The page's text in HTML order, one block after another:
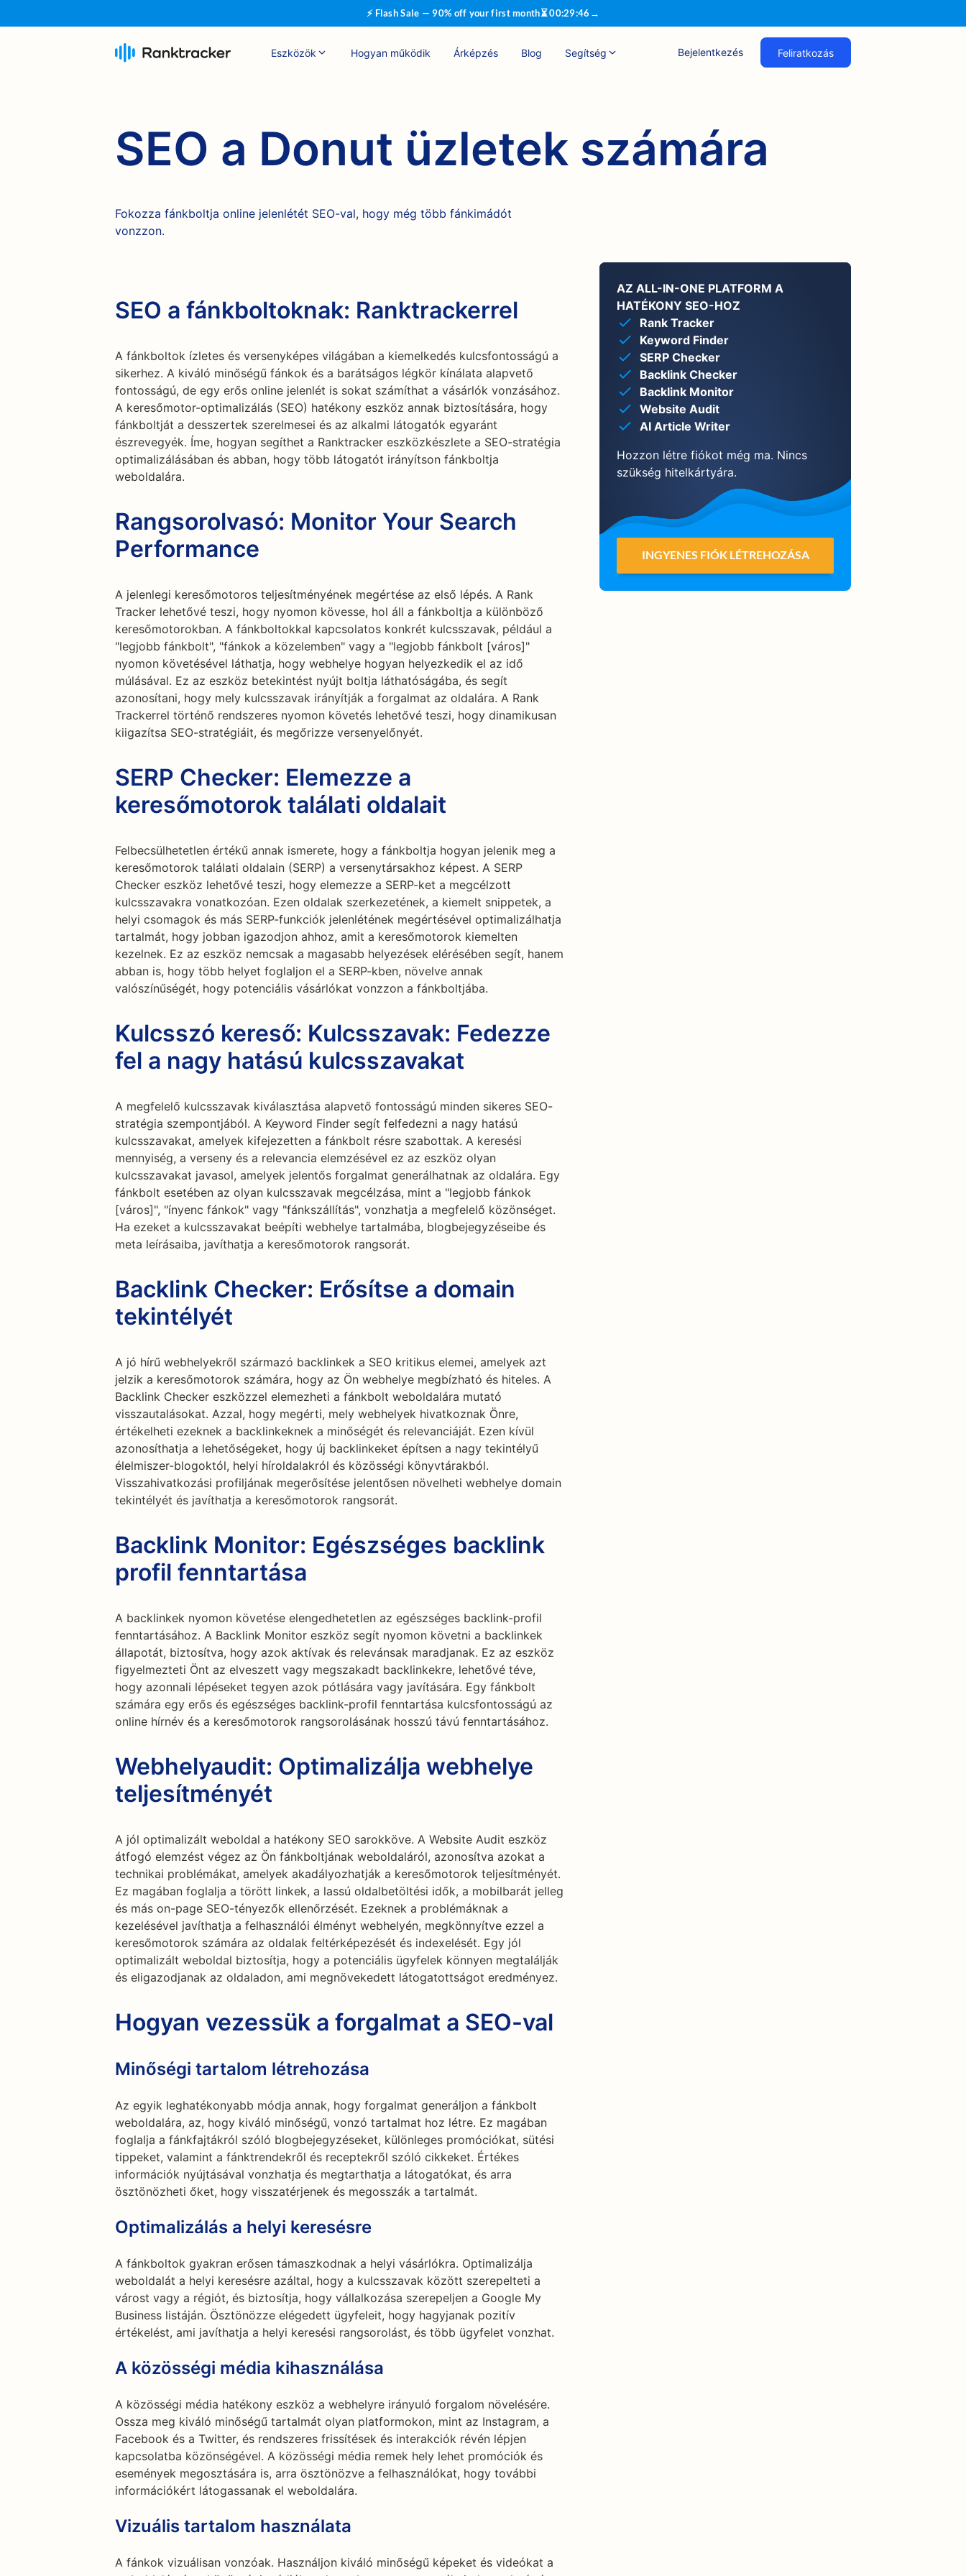
⚡ Flash Sale — 90% off your first month⏳00:29:45 →
Eszközök Hogyan működik Árképzés Blog Segítség Bejelentkezés Feliratkozás
SEO a Donut üzletek számára
Fokozza fánkboltja online jelenlétét SEO-val, hogy még több fánkimádót
vonzzon.
SEO a fánkboltoknak: Ranktrackerrel
A fánkboltok ízletes és versenyképes világában a kiemelkedés kulcsfontosságú a
sikerhez. A kiváló minőségű fánkok és a barátságos légkör kínálata alapvető
fontosságú, de egy erős online jelenlét is sokat számíthat a vásárlók vonzásához.
A keresőmotor-optimalizálás (SEO) hatékony eszköz annak biztosítására, hogy
fánkboltját a desszertek szerelmesei és az alkalmi látogatók egyaránt
észrevegyék. Íme, hogyan segíthet a Ranktracker eszközkészlete a SEO-stratégia
optimalizálásában és abban, hogy több látogatót irányítson fánkboltja
weboldalára.
Rangsorolvasó: Monitor Your Search
Performance
A jelenlegi keresőmotoros teljesítményének megértése az első lépés. A Rank
Tracker lehetővé teszi, hogy nyomon kövesse, hol áll a fánkboltja a különböző
keresőmotorokban. A fánkboltokkal kapcsolatos konkrét kulcsszavak, például a
"legjobb fánkbolt", "fánkok a közelemben" vagy a "legjobb fánkbolt [város]"
nyomon követésével láthatja, hogy webhelye hogyan helyezkedik el az idő
múlásával. Ez az eszköz betekintést nyújt boltja láthatóságába, és segít
azonosítani, hogy mely kulcsszavak irányítják a forgalmat az oldalára. A Rank
Trackerrel történő rendszeres nyomon követés lehetővé teszi, hogy dinamikusan
kiigazítsa SEO-stratégiáit, és megőrizze versenyelőnyét.
SERP Checker: Elemezze a
keresőmotorok találati oldalait
Felbecsülhetetlen értékű annak ismerete, hogy a fánkboltja hogyan jelenik meg a
keresőmotorok találati oldalain (SERP) a versenytársakhoz képest. A SERP
Checker eszköz lehetővé teszi, hogy elemezze a SERP-ket a megcélzott
kulcsszavakra vonatkozóan. Ezen oldalak szerkezetének, a kiemelt snippetek, a
helyi csomagok és más SERP-funkciók jelenlétének megértésével optimalizálhatja
tartalmát, hogy jobban igazodjon ahhoz, amit a keresőmotorok kiemelten
kezelnek. Ez az eszköz nemcsak a magasabb helyezések elérésében segít, hanem
abban is, hogy több helyet foglaljon el a SERP-kben, növelve annak
valószínűségét, hogy potenciális vásárlókat vonzzon a fánkboltjába.
Kulcsszó kereső: Kulcsszavak: Fedezze
fel a nagy hatású kulcsszavakat
A megfelelő kulcsszavak kiválasztása alapvető fontosságú minden sikeres SEO-
stratégia szempontjából. A Keyword Finder segít felfedezni a nagy hatású
kulcsszavakat, amelyek kifejezetten a fánkbolt résre szabottak. A keresési
mennyiség, a verseny és a relevancia elemzésével ez az eszköz olyan
kulcsszavakat javasol, amelyek jelentős forgalmat generálhatnak az oldalára. Egy
fánkbolt esetében az olyan kulcsszavak megcélzása, mint a "legjobb fánkok
[város]", "ínyenc fánkok" vagy "fánkszállítás", vonzhatja a megfelelő közönséget.
Ha ezeket a kulcsszavakat beépíti webhelye tartalmába, blogbejegyzéseibe és
meta leírásaiba, javíthatja a keresőmotorok rangsorát.
Backlink Checker: Erősítse a domain
tekintélyét
A jó hírű webhelyekről származó backlinkek a SEO kritikus elemei, amelyek azt
jelzik a keresőmotorok számára, hogy az Ön webhelye megbízható és hiteles. A
Backlink Checker eszközzel elemezheti a fánkbolt weboldalára mutató
visszautalásokat. Azzal, hogy megérti, mely webhelyek hivatkoznak Önre,
értékelheti ezeknek a backlinkeknek a minőségét és relevanciáját. Ezen kívül
azonosíthatja a lehetőségeket, hogy új backlinkeket építsen a nagy tekintélyű
élelmiszer-blogoktól, helyi híroldalakról és közösségi könyvtárakból.
Visszahivatkozási profiljának megerősítése jelentősen növelheti webhelye domain
tekintélyét és javíthatja a keresőmotorok rangsorát.
Backlink Monitor: Egészséges backlink
profil fenntartása
A backlinkek nyomon követése elengedhetetlen az egészséges backlink-profil
fenntartásához. A Backlink Monitor eszköz segít nyomon követni a backlinkek
állapotát, biztosítva, hogy azok aktívak és relevánsak maradjanak. Ez az eszköz
figyelmezteti Önt az elveszett vagy megszakadt backlinkekre, lehetővé téve,
hogy azonnali lépéseket tegyen azok pótlására vagy javítására. Egy fánkbolt
számára egy erős és egészséges backlink-profil fenntartása kulcsfontosságú az
online hírnév és a keresőmotorok rangsorolásának hosszú távú fenntartásához.
Webhelyaudit: Optimalizálja webhelye
teljesítményét
A jól optimalizált weboldal a hatékony SEO sarokköve. A Website Audit eszköz
átfogó elemzést végez az Ön fánkboltjának weboldaláról, azonosítva azokat a
technikai problémákat, amelyek akadályozhatják a keresőmotorok teljesítményét.
Ez magában foglalja a törött linkek, a lassú oldalbetöltési idők, a mobilbarát jelleg
és más on-page SEO-tényezők ellenőrzését. Ezeknek a problémáknak a
kezelésével javíthatja a felhasználói élményt webhelyén, megkönnyítve ezzel a
keresőmotorok számára az oldalak feltérképezését és indexelését. Egy jól
optimalizált weboldal biztosítja, hogy a potenciális ügyfelek könnyen megtalálják
és eligazodjanak az oldaladon, ami megnövekedett látogatottságot eredményez.
Hogyan vezessük a forgalmat a SEO-val
Minőségi tartalom létrehozása
Az egyik leghatékonyabb módja annak, hogy forgalmat generáljon a fánkbolt
weboldalára, az, hogy kiváló minőségű, vonzó tartalmat hoz létre. Ez magában
foglalja a fánkfajtákról szóló blogbejegyzéseket, különleges promóciókat, sütési
tippeket, valamint a fánktrendekről és receptekről szóló cikkeket. Értékes
információk nyújtásával vonzhatja és megtarthatja a látogatókat, és arra
ösztönözheti őket, hogy visszatérjenek és megosszák a tartalmát.
Optimalizálás a helyi keresésre
A fánkboltok gyakran erősen támaszkodnak a helyi vásárlókra. Optimalizálja
weboldalát a helyi keresésre azáltal, hogy a kulcsszavak között szerepelteti a
várost vagy a régiót, és biztosítja, hogy vállalkozása szerepeljen a Google My
Business listáján. Ösztönözze elégedett ügyfeleit, hogy hagyjanak pozitív
értékelést, ami javíthatja a helyi keresési rangsorolást, és több ügyfelet vonzhat.
A közösségi média kihasználása
A közösségi média hatékony eszköz a webhelyre irányuló forgalom növelésére.
Ossza meg kiváló minőségű tartalmát olyan platformokon, mint az Instagram, a
Facebook és a Twitter, és rendszeres frissítések és interakciók révén lépjen
kapcsolatba közönségével. A közösségi média remek hely lehet promóciók és
események megosztására is, arra ösztönözve a felhasználókat, hogy további
információkért látogassanak el weboldalára.
Vizuális tartalom használata
A fánkok vizuálisan vonzóak. Használjon kiváló minőségű képeket és videókat a
AZ ALL-IN-ONE PLATFORM A
HATÉKONY SEO-HOZ
Rank Tracker
Keyword Finder
SERP Checker
Backlink Checker
Backlink Monitor
Website Audit
AI Article Writer
Hozzon létre fiókot még ma. Nincs
szükség hitelkártyára.
INGYENES FIÓK LÉTREHOZÁSA